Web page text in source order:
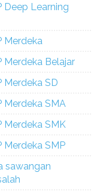
Deep Learning
Merdeka
Merdeka Belajar
Merdeka SD
Merdeka SMA
Merdeka SMK
Merdeka SMP
sawangan